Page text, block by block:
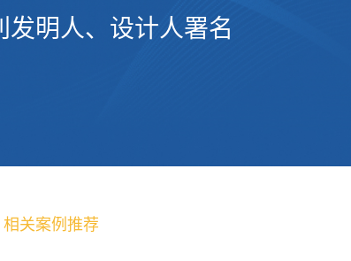
明人、设计人署名
相关案例推荐